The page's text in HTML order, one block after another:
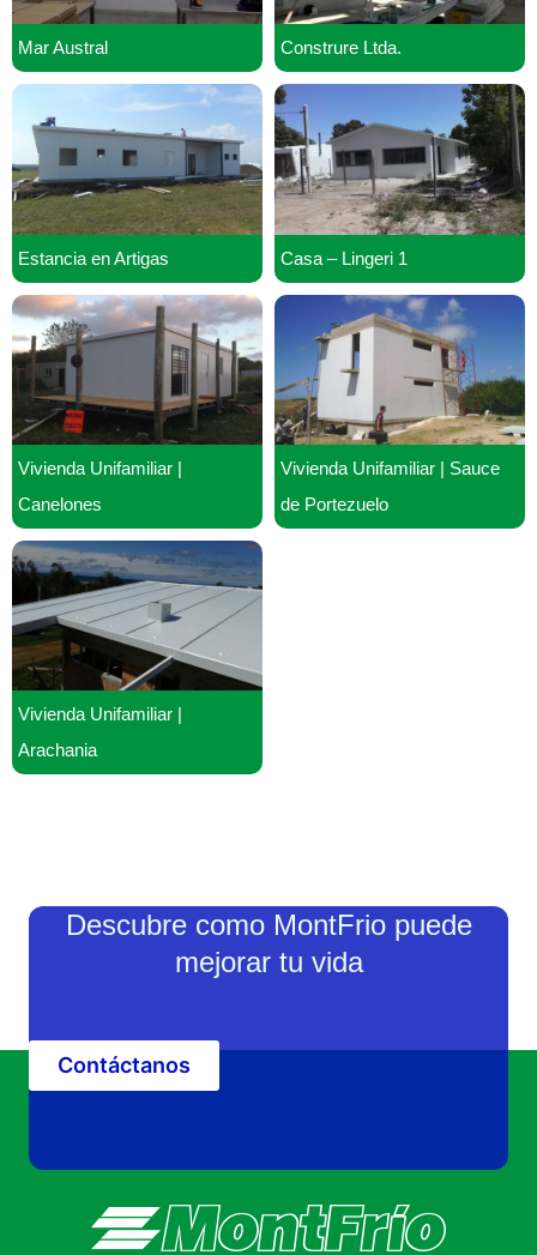
Mar Austral Construre Ltda.
Estancia en Artigas Casa – Lingeri 1
Vivienda Unifamiliar |
Canelones
Vivienda Unifamiliar | Sauce
de Portezuelo
Vivienda Unifamiliar |
Arachania
Descubre como MontFrio puede
mejorar tu vida
Contáctanos